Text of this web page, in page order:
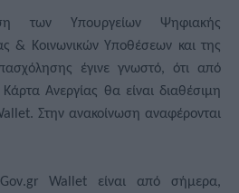
των Υπουργείων Ψηφιακής
& Κοινωνικών Υποθέσεων και της
έγινε γνωστό, ότι από
Ανεργίας θα είναι διαθέσιμη
Στην ανακοίνωση αναφέρονται
Gov.gr Wallet είναι από σήμερα,